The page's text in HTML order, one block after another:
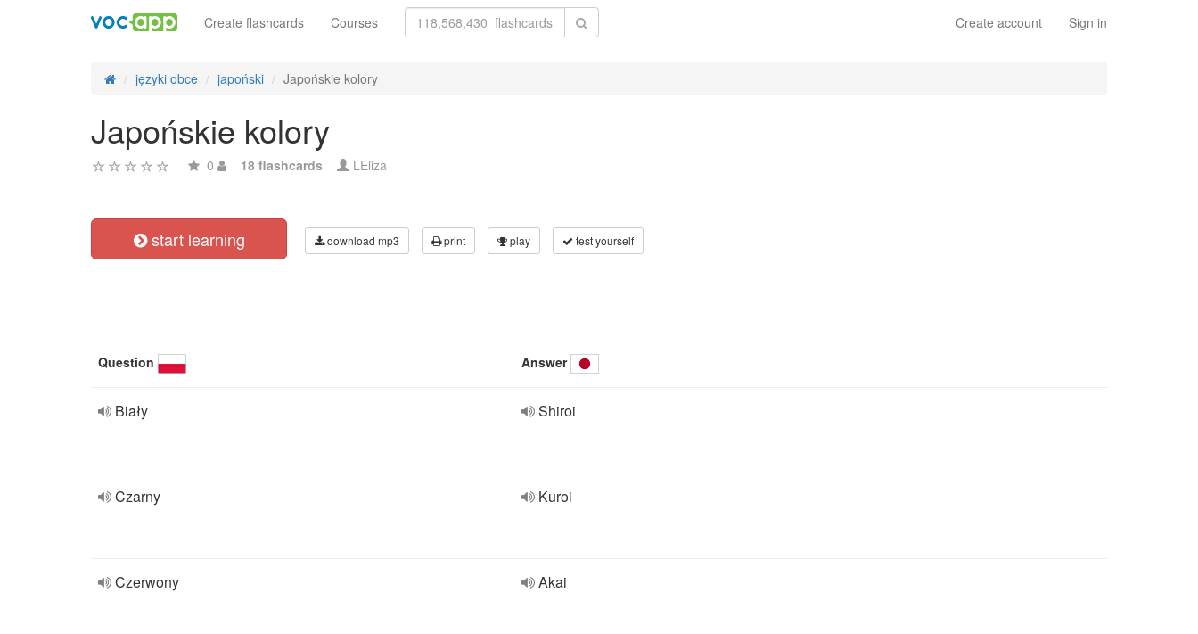
Create account Sign in
Create flashcards Courses
języki obce japoński Japońskie kolory
Japońskie kolory
0 18 flashcards LEliza
start learning download mp3 print play test yourself
Question Answer
Biały Shiroi
Czarny Kuroi
Czerwony Akai